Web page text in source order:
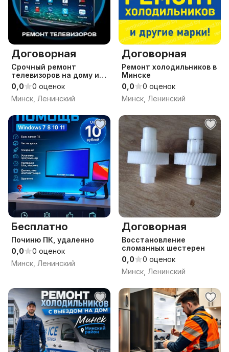
Договорная
Срочный ремонт
телевизоров на дому и в
мастерской
0,0
0 оценок
Минск, Ленинский
Договорная
Ремонт холодильников в
Минске
0,0
0 оценок
Минск, Ленинский
Бесплатно
Починю ПК, удаленно
0,0
0 оценок
Минск, Ленинский
Договорная
Восстановление
сломанных шестерен
0,0
0 оценок
Минск, Ленинский